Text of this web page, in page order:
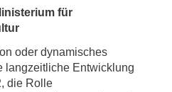
für
oder dynamisches
langzeitliche Entwicklung
die Rolle